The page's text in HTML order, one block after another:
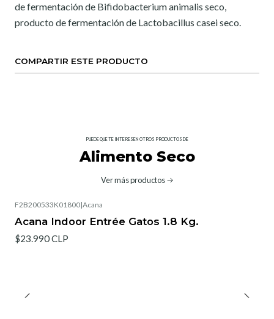
de fermentación de Bifidobacterium animalis seco,
producto de fermentación de Lactobacillus casei seco.
COMPARTIR ESTE PRODUCTO
PUEDE QUE TE INTERESEN OTROS PRODUCTOS DE
Alimento Seco
Ver más productos
F2B200533K01800|Acana
Acana Indoor Entrée Gatos 1.8 Kg.
$23.990 CLP